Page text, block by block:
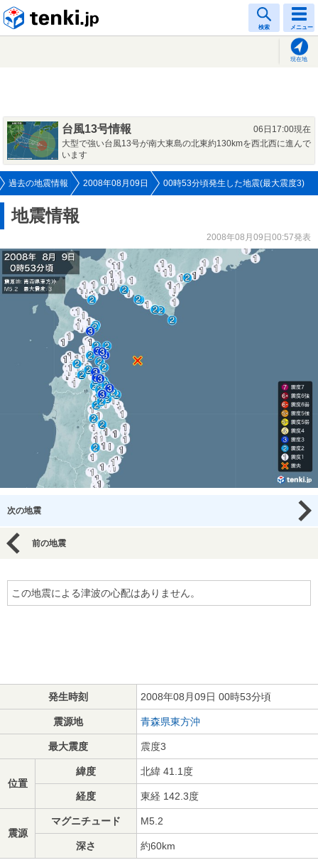
検索 メニュー
現在地
台風13号情報
06日17:00現在
大型で強い台風13号が南大東島の北東約130kmを西北西に進んで
います
過去の地震情報 2008年08月09日 00時53分頃発生した地震(最大震度3)
地震情報
2008年08月09日00:57発表
次の地震
前の地震
この地震による津波の心配はありません。
発生時刻 2008年08月09日 00時53分頃
震源地 青森県東方沖
最大震度 震度3
位置
緯度 北緯 41.1度
経度 東経 142.3度
震源
マグニチュード M5.2
深さ 約60km